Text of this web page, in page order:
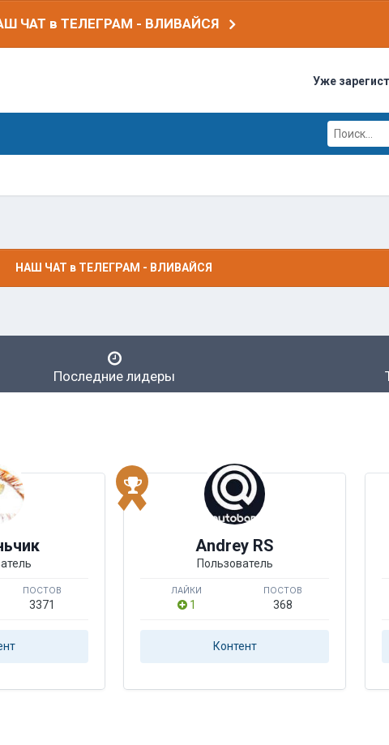
ЧАТ в ТЕЛЕГРАМ - ВЛИВАЙСЯ
Уже
НАШ ЧАТ в ТЕЛЕГРАМ - ВЛИВАЙСЯ
Последние лидеры
ПОСТОВ
3371
Andrey RS
Пользователь
ЛАЙКИ
1
ПОСТОВ
368
Контент